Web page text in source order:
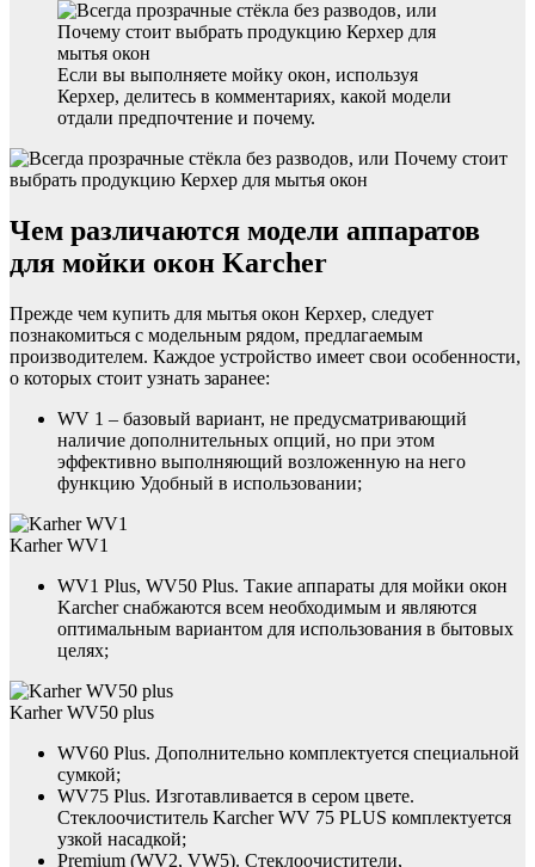
Если вы выполняете мойку окон, используя
Керхер, делитесь в комментариях, какой модели
отдали предпочтение и почему.
Чем различаются модели аппаратов
для мойки окон Karcher
Прежде чем купить для мытья окон Керхер, следует
познакомиться с модельным рядом, предлагаемым
производителем. Каждое устройство имеет свои особенности,
о которых стоит узнать заранее:
WV 1 – базовый вариант, не предусматривающий
наличие дополнительных опций, но при этом
эффективно выполняющий возложенную на него
функцию Удобный в использовании;
Karher WV1
WV1 Plus, WV50 Plus. Такие аппараты для мойки окон
Karcher снабжаются всем необходимым и являются
оптимальным вариантом для использования в бытовых
целях;
Karher WV50 plus
WV60 Plus. Дополнительно комплектуется специальной
сумкой;
WV75 Plus. Изготавливается в сером цвете.
Стеклоочиститель Karcher WV 75 PLUS комплектуется
узкой насадкой;
Premium (WV2, VW5). Стеклоочистители,